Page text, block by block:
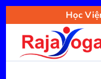
Học